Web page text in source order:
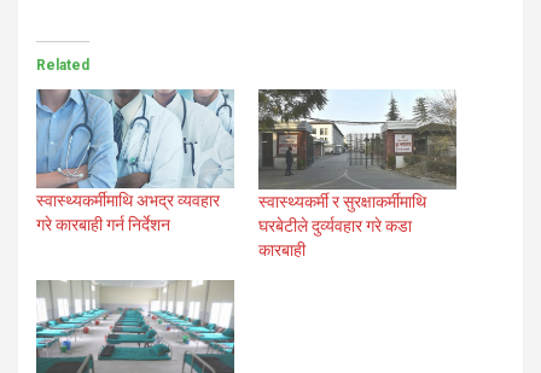
Related
स्वास्थ्यकर्मीमाथि अभद्र व्यवहार
गरे कारबाही गर्न निर्देशन
स्वास्थ्यकर्मी र सुरक्षाकर्मीमाथि
घरबेटीले दुर्व्यवहार गरे कडा
कारबाही